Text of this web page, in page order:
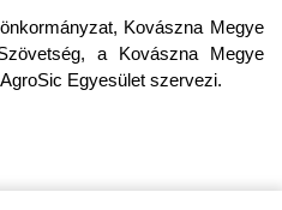
Kovászna Megye
a Kovászna Megye
Egyesület szervezi.